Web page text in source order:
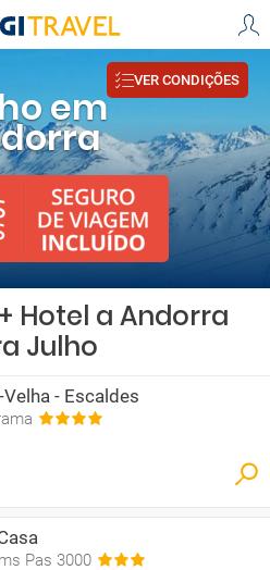
em
VER CONDIÇÕES
Hotel a Andorra
Julho
- Escaldes
Pas 3000